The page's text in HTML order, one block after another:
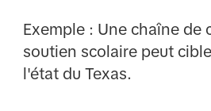
Exemple : Une chaîne de
soutien scolaire peut
l'état du Texas.